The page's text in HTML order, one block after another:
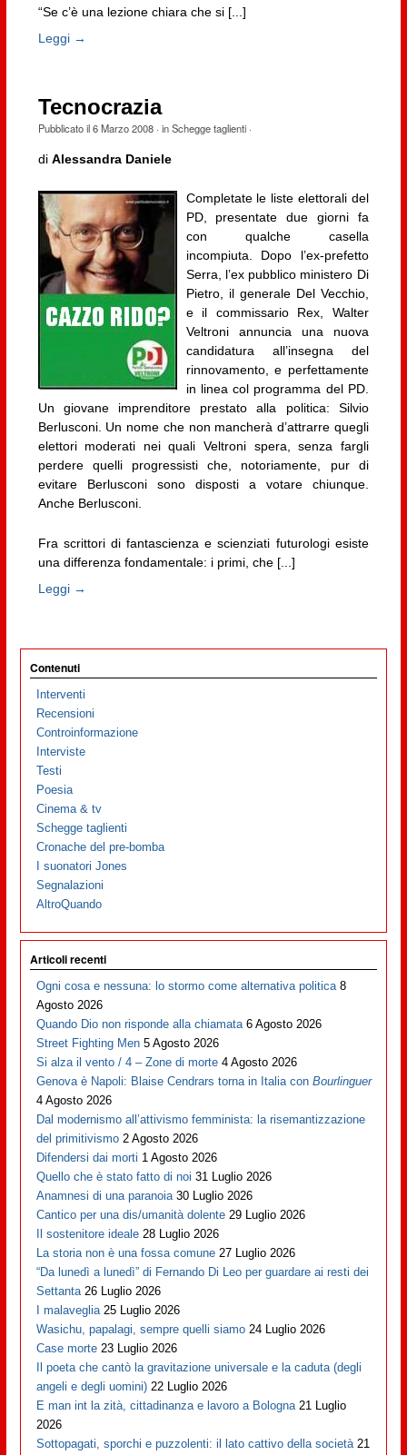
“Se c’è una lezione chiara che si [...]
Leggi →
Tecnocrazia
Pubblicato il6 Marzo 2008· inSchegge taglienti·
di Alessandra Daniele
Completate le liste elettorali del
PD, presentate due giorni fa
con qualche casella
incompiuta. Dopo l’ex-prefetto
Serra, l’ex pubblico ministero Di
Pietro, il generale Del Vecchio,
e il commissario Rex, Walter
Veltroni annuncia una nuova
candidatura all’insegna del
rinnovamento, e perfettamente
in linea col programma del PD.
Un giovane imprenditore prestato alla politica: Silvio
Berlusconi. Un nome che non mancherà d’attrarre quegli
elettori moderati nei quali Veltroni spera, senza fargli
perdere quelli progressisti che, notoriamente, pur di
evitare Berlusconi sono disposti a votare chiunque.
Anche Berlusconi.
Fra scrittori di fantascienza e scienziati futurologi esiste
una differenza fondamentale: i primi, che [...]
Leggi →
Contenuti
Interventi
Recensioni
Controinformazione
Interviste
Testi
Poesia
Cinema & tv
Schegge taglienti
Cronache del pre-bomba
I suonatori Jones
Segnalazioni
AltroQuando
Articoli recenti
Ogni cosa e nessuna: lo stormo come alternativa politica 8
Agosto 2026
Quando Dio non risponde alla chiamata 6 Agosto 2026
Street Fighting Men 5 Agosto 2026
Si alza il vento / 4 – Zone di morte 4 Agosto 2026
Genova è Napoli: Blaise Cendrars torna in Italia conBourlinguer
4 Agosto 2026
Dal modernismo all’attivismo femminista: la risemantizzazione
del primitivismo 2 Agosto 2026
Difendersi dai morti 1 Agosto 2026
Quello che è stato fatto di noi 31 Luglio 2026
Anamnesi di una paranoia 30 Luglio 2026
Cantico per una dis/umanità dolente 29 Luglio 2026
Il sostenitore ideale 28 Luglio 2026
La storia non è una fossa comune 27 Luglio 2026
“Da lunedì a lunedì” di Fernando Di Leo per guardare ai resti dei
Settanta 26 Luglio 2026
I malaveglia 25 Luglio 2026
Wasichu, papalagi, sempre quelli siamo 24 Luglio 2026
Case morte 23 Luglio 2026
Il poeta che cantò la gravitazione universale e la caduta (degli
angeli e degli uomini) 22 Luglio 2026
E man int la zità, cittadinanza e lavoro a Bologna 21 Luglio
2026
Sottopagati, sporchi e puzzolenti: il lato cattivo della società 21